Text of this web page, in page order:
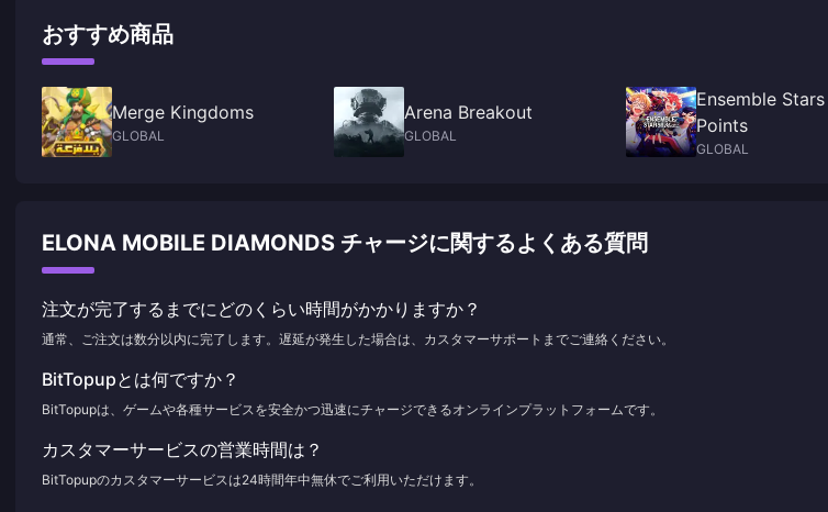
おすすめ商品
Merge Kingdoms
GLOBAL
Arena Breakout
GLOBAL
Ensemble
Points
GLOBAL
ELONA MOBILE DIAMONDS チャージに関するよくある質問
注文が完了するまでにどのくらい時間がかかりますか？
通常、ご注文は数分以内に完了します。遅延が発生した場合は、カスタマーサポートまでご連絡ください。
BitTopupとは何ですか？
BitTopupは、ゲームや各種サービスを安全かつ迅速にチャージできるオンラインプラットフォームです。
カスタマーサービスの営業時間は？
BitTopupのカスタマーサービスは24時間年中無休でご利用いただけます。